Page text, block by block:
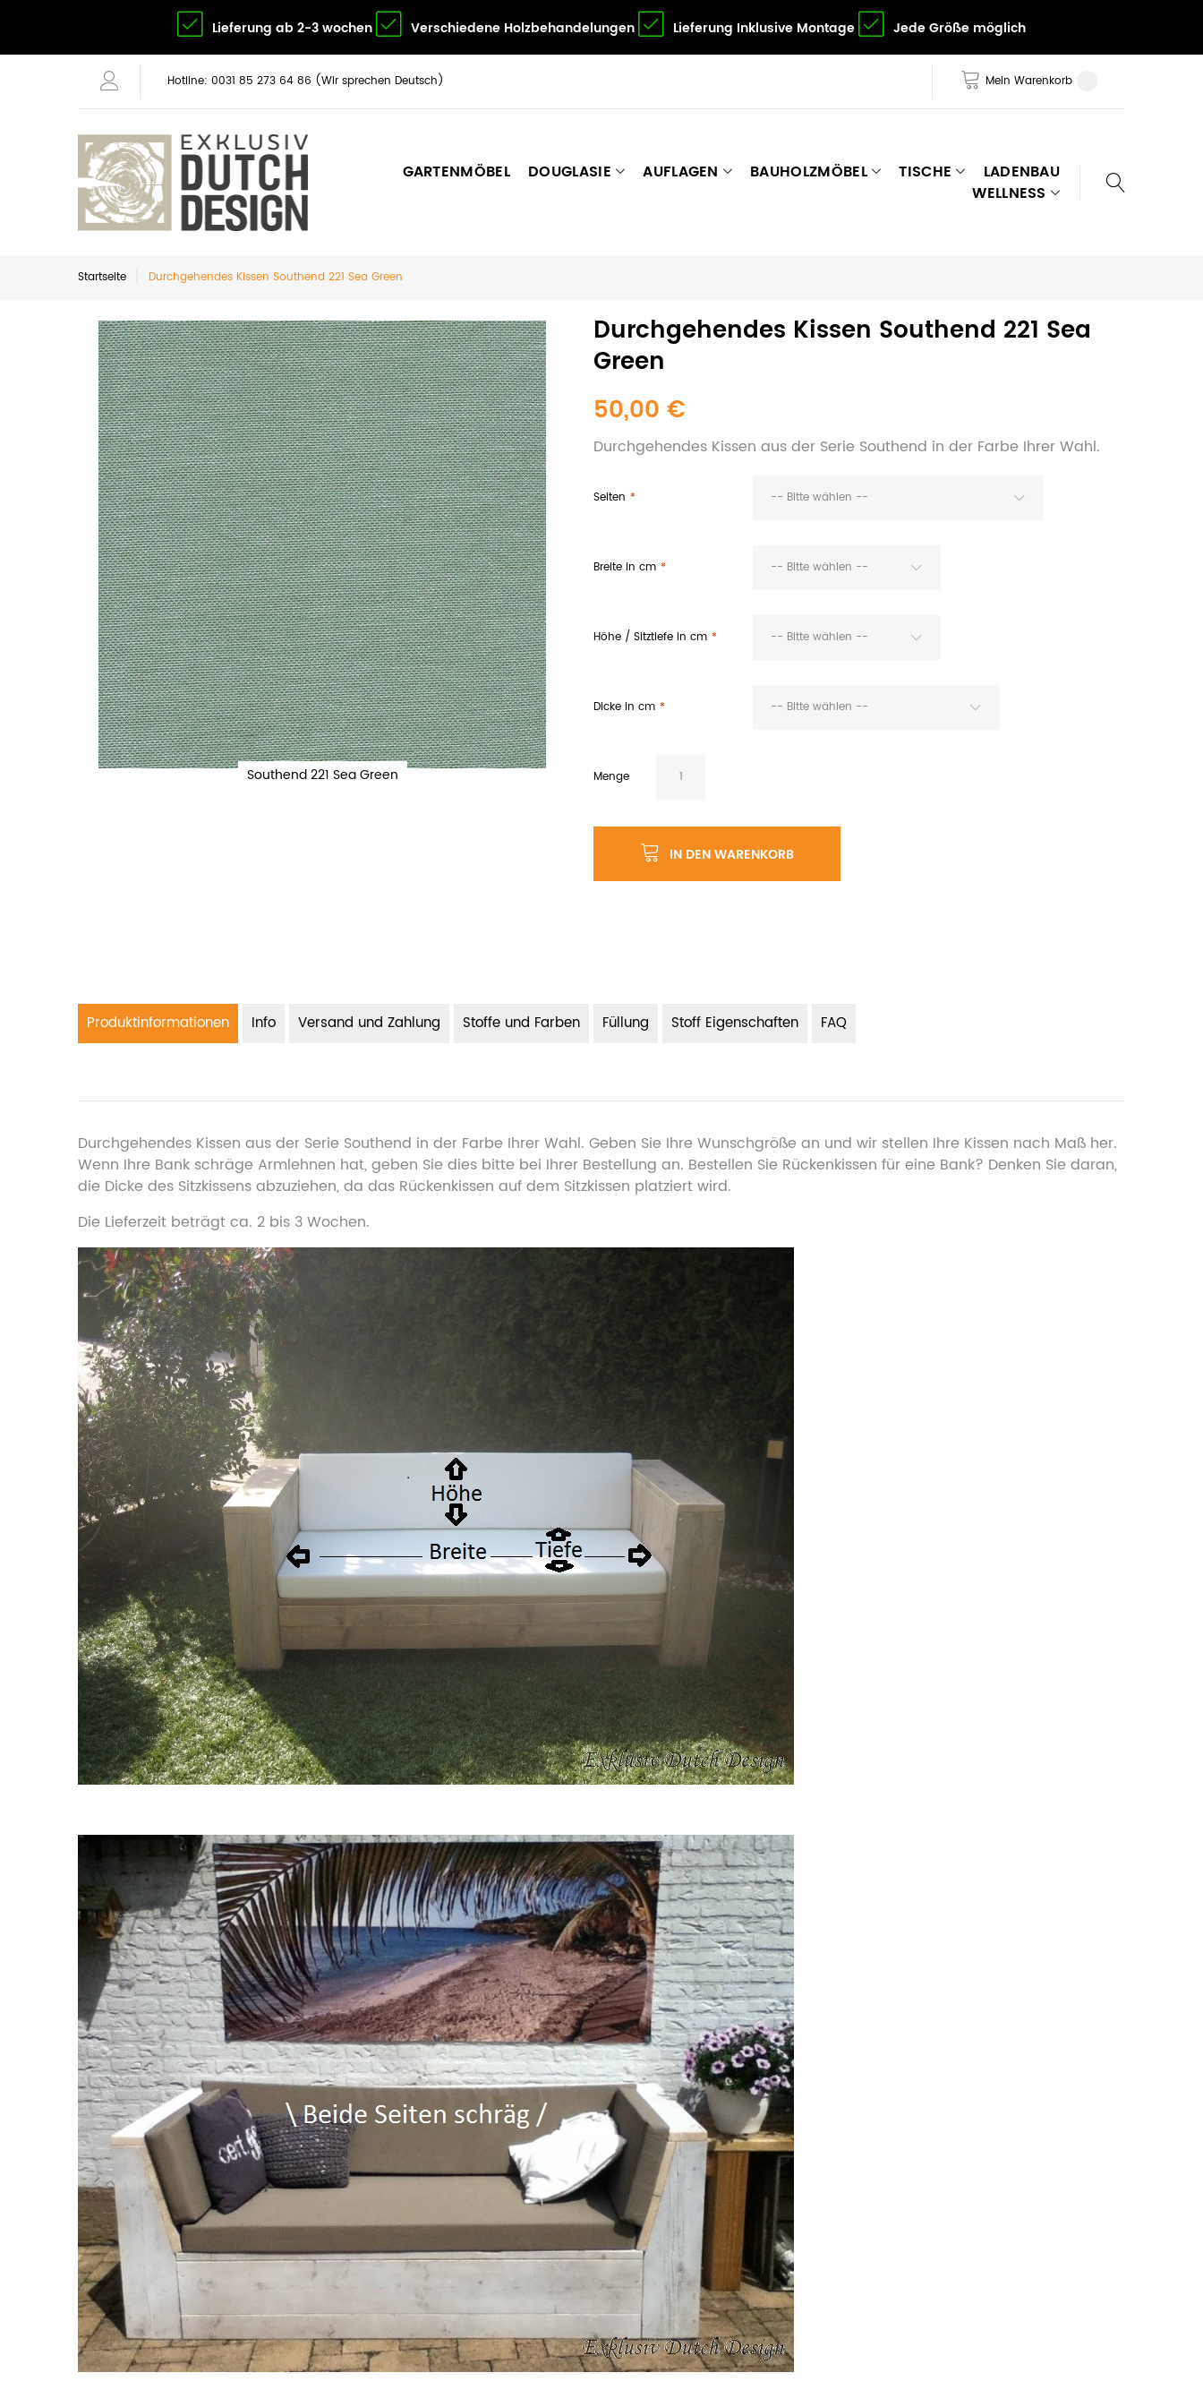
Lieferung ab 2-3 wochen Verschiedene Holzbehandelungen Lieferung Inklusive Montage Jede Größe möglich
Hotline: 0031 85 273 64 86 (Wir sprechen Deutsch) Mein Warenkorb
GARTENMÖBEL DOUGLASIE AUFLAGEN BAUHOLZMÖBEL TISCHE
LADENBAU
WELLNESS
Startseite Durchgehendes Kissen Southend 221 Sea Green
Durchgehendes Kissen Southend 221 Sea
Green
50,00 €
Durchgehendes Kissen aus der Serie Southend in der Farbe Ihrer Wahl.
Seiten -- Bitte wählen --
Breite in cm -- Bitte wählen --
Höhe / Sitztiefe in cm -- Bitte wählen --
Dicke in cm -- Bitte wählen --
Menge
IN DEN WARENKORB
Southend 221 Sea Green
Produktinformationen
Durchgehendes Kissen aus der Serie Southend in der Farbe Ihrer Wahl. Geben Sie Ihre Wunschgröße an und wir stellen Ihre Kissen nach Maß her.
Wenn Ihre Bank schräge Armlehnen hat, geben Sie dies bitte bei Ihrer Bestellung an. Bestellen Sie Rückenkissen für eine Bank? Denken Sie daran,
die Dicke des Sitzkissens abzuziehen, da das Rückenkissen auf dem Sitzkissen platziert wird.
Die Lieferzeit beträgt ca. 2 bis 3 Wochen.
Info Versand und Zahlung Stoffe und Farben Füllung Stoff Eigenschaften FAQ